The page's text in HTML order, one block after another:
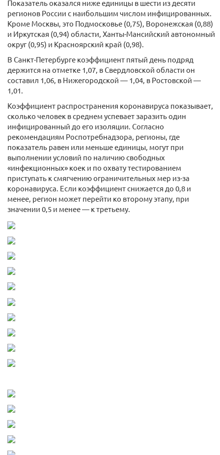
Показатель оказался ниже единицы в шести из десяти
регионов России с наибольшим числом инфицированных.
Кроме Москвы, это Подмосковье (0,75), Воронежская (0,88)
и Иркутская (0,94) области, Ханты-Мансийский автономный
округ (0,95) и Красноярский край (0,98).
В Санкт-Петербурге коэффициент пятый день подряд
держится на отметке 1,07, в Свердловской области он
составил 1,06, в Нижегородской — 1,04, в Ростовской —
1,01.
Коэффициент распространения коронавируса показывает,
сколько человек в среднем успевает заразить один
инфицированный до его изоляции. Согласно
рекомендациям Роспотребнадзора, регионы, где
показатель равен или меньше единицы, могут при
выполнении условий по наличию свободных
«инфекционных» коек и по охвату тестированием
приступать к смягчению ограничительных мер из-за
коронавируса. Если коэффициент снижается до 0,8 и
менее, регион может перейти ко второму этапу, при
значении 0,5 и менее — к третьему.